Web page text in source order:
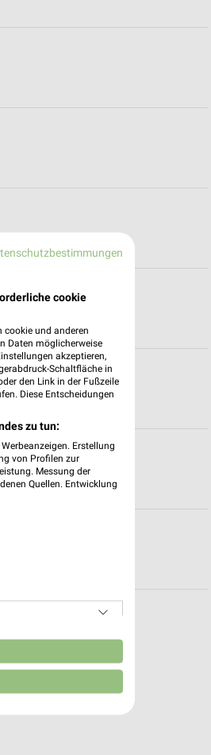
cookie
cookie und anderen
Daten möglicherweise
akzeptieren,
Schaltfläche in
den Link in der Fußzeile
Diese Entscheidungen
zu tun:
Erstellung
von Profilen zur
Messung der
Quellen. Entwicklung